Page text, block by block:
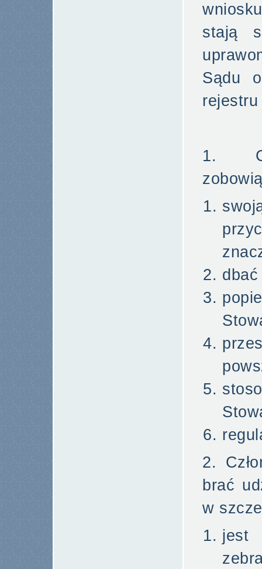
stają
Sądu
1.
2.
brać
w
jest